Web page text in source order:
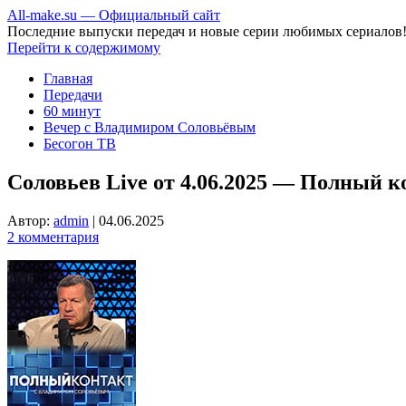
All-make.su — Официальный сайт
Последние выпуски передач и новые серии любимых сериалов!
Перейти к содержимому
Главная
Передачи
60 минут
Вечер с Владимиром Соловьёвым
Бесогон ТВ
Соловьев Live от 4.06.2025 — Полный
Автор: admin | 04.06.2025
2 комментария